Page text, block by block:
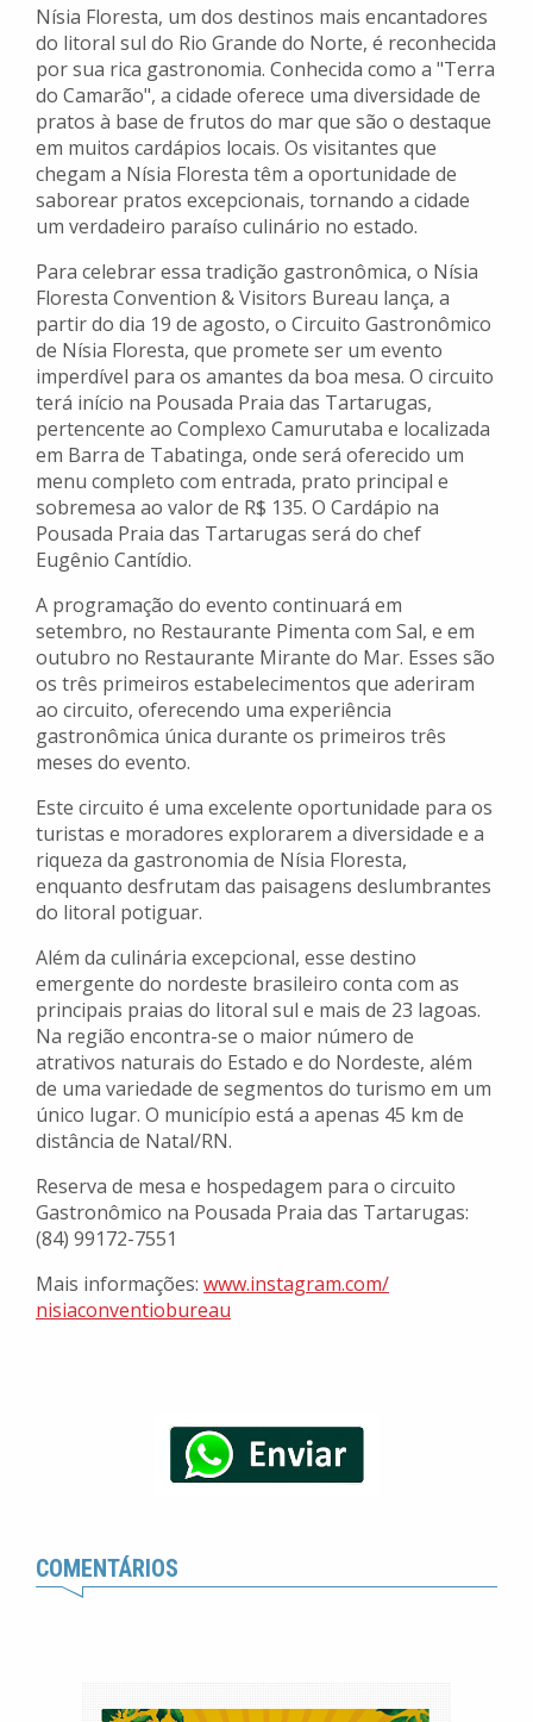
Nísia Floresta, um dos destinos mais encantadores
do litoral sul do Rio Grande do Norte, é reconhecida
por sua rica gastronomia. Conhecida como a "Terra
do Camarão", a cidade oferece uma diversidade de
pratos à base de frutos do mar que são o destaque
em muitos cardápios locais. Os visitantes que
chegam a Nísia Floresta têm a oportunidade de
saborear pratos excepcionais, tornando a cidade
um verdadeiro paraíso culinário no estado.
Para celebrar essa tradição gastronômica, o Nísia
Floresta Convention & Visitors Bureau lança, a
partir do dia 19 de agosto, o Circuito Gastronômico
de Nísia Floresta, que promete ser um evento
imperdível para os amantes da boa mesa. O circuito
terá início na Pousada Praia das Tartarugas,
pertencente ao Complexo Camurutaba e localizada
em Barra de Tabatinga, onde será oferecido um
menu completo com entrada, prato principal e
sobremesa ao valor de R$ 135. O Cardápio na
Pousada Praia das Tartarugas será do chef
Eugênio Cantídio.
A programação do evento continuará em
setembro, no Restaurante Pimenta com Sal, e em
outubro no Restaurante Mirante do Mar. Esses são
os três primeiros estabelecimentos que aderiram
ao circuito, oferecendo uma experiência
gastronômica única durante os primeiros três
meses do evento.
Este circuito é uma excelente oportunidade para os
turistas e moradores explorarem a diversidade e a
riqueza da gastronomia de Nísia Floresta,
enquanto desfrutam das paisagens deslumbrantes
do litoral potiguar.
Além da culinária excepcional, esse destino
emergente do nordeste brasileiro conta com as
principais praias do litoral sul e mais de 23 lagoas.
Na região encontra-se o maior número de
atrativos naturais do Estado e do Nordeste, além
de uma variedade de segmentos do turismo em um
único lugar. O município está a apenas 45 km de
distância de Natal/RN.
Reserva de mesa e hospedagem para o circuito
Gastronômico na Pousada Praia das Tartarugas:
(84) 99172-7551
Mais informações: www.instagram.com/
nisiaconventiobureau
COMENTÁRIOS